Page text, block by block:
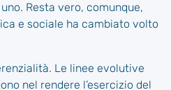
Resta vero, comunque,
e sociale ha cambiato volto
Le linee evolutive
nel rendere l’esercizio del